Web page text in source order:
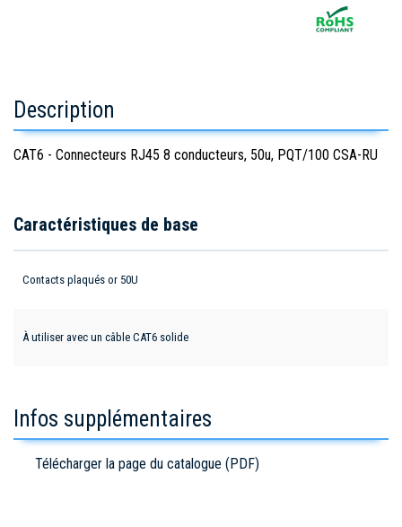
Description
CAT6 - Connecteurs RJ45 8 conducteurs, 50u, PQT/100 CSA-RU
Caractéristiques de base
Contacts plaqués or 50U
À utiliser avec un câble CAT6 solide
Infos supplémentaires
Télécharger la page du catalogue (PDF)